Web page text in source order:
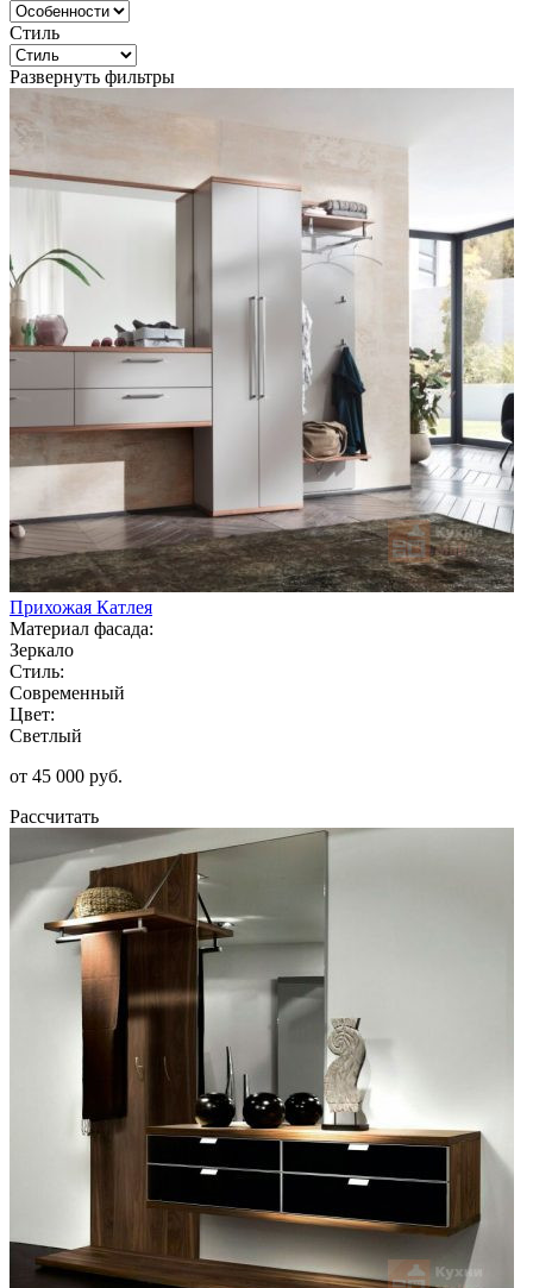
Стиль
Развернуть фильтры
Прихожая Катлея
Материал фасада:
Зеркало
Стиль:
Современный
Цвет:
Светлый
от 45 000 руб.
Рассчитать